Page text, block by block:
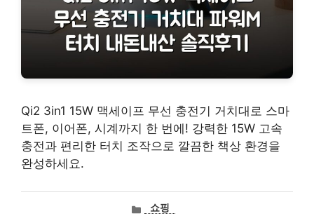
Qi2 3in1 15W 맥세이프 무선 충전기 거치대로 스마
트폰, 이어폰, 시계까지 한 번에! 강력한 15W 고속
충전과 편리한 터치 조작으로 깔끔한 책상 환경을
완성하세요.
카쇼핑